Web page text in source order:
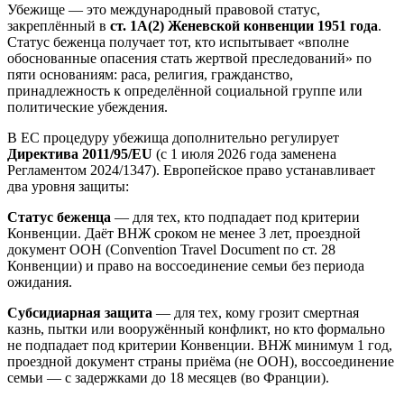
Убежище — это международный правовой статус,
закреплённый в ст. 1A(2) Женевской конвенции 1951 года.
Статус беженца получает тот, кто испытывает «вполне
обоснованные опасения стать жертвой преследований» по
пяти основаниям: раса, религия, гражданство,
принадлежность к определённой социальной группе или
политические убеждения.
В ЕС процедуру убежища дополнительно регулирует
Директива 2011/95/EU (с 1 июля 2026 года заменена
Регламентом 2024/1347). Европейское право устанавливает
два уровня защиты:
Статус беженца — для тех, кто подпадает под критерии
Конвенции. Даёт ВНЖ сроком не менее 3 лет, проездной
документ ООН (Convention Travel Document по ст. 28
Конвенции) и право на воссоединение семьи без периода
ожидания.
Субсидиарная защита — для тех, кому грозит смертная
казнь, пытки или вооружённый конфликт, но кто формально
не подпадает под критерии Конвенции. ВНЖ минимум 1 год,
проездной документ страны приёма (не ООН), воссоединение
семьи — с задержками до 18 месяцев (во Франции).